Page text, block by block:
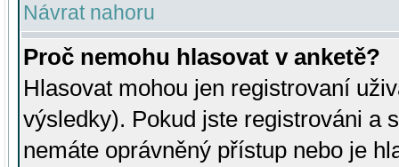
Návrat nahoru
Proč nemohu hlasovat v anketě?
Hlasovat mohou jen registrovaní
výsledky). Pokud jste registrováni a
nemáte oprávněný přístup nebo je